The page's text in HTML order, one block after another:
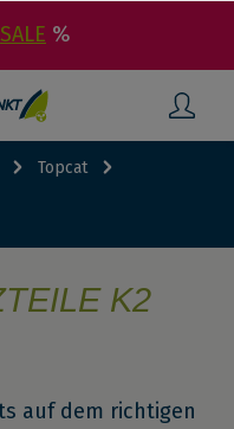
SALE %
Topcat
K2
auf dem richtigen